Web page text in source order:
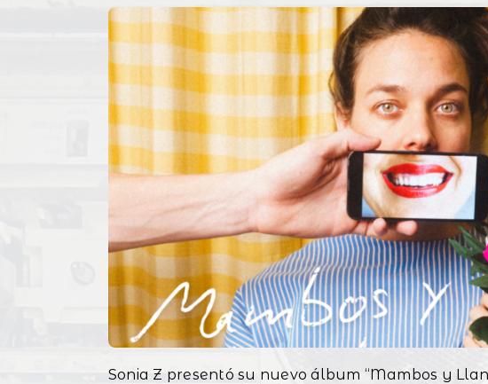
Sonia Z presentó su nuevo álbum “Mambos y